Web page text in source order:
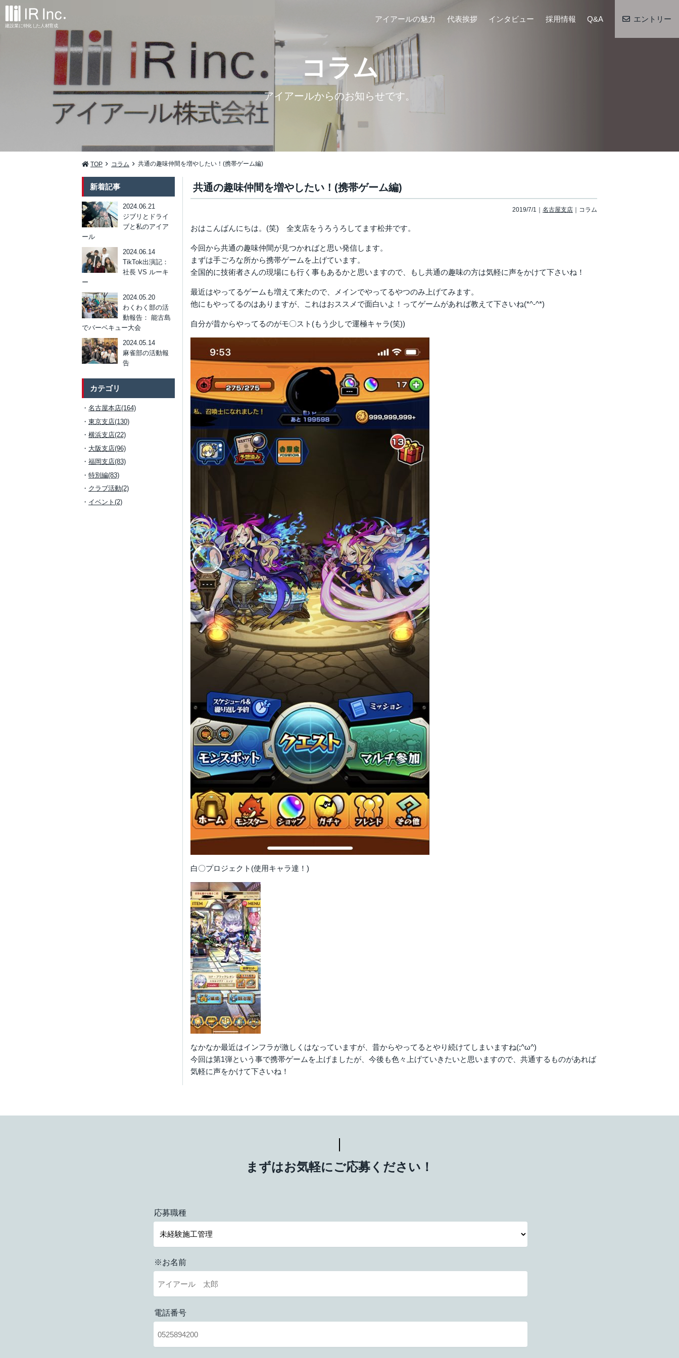
建設業に特化 した 人材育成
アイアールの魅力 代表挨拶 インタビュー 採用情報 Q&A エントリー
コラム
アイアールからのお知らせです。
TOP コラム 共通の趣味仲間を増やしたい！(携帯ゲーム編)
新着記事
2024.06.21
ジブリとドライ
ブと私のアイア
ール
2024.06.14
TikTok出演記：
社長 VS ルーキ
ー
2024.05.20
わくわく部の活
動報告： 能古島
でバーベキュー大会
2024.05.14
麻雀部の活動報
告
カテゴリ
名古屋本店(164)
東京支店(130)
横浜支店(22)
大阪支店(96)
福岡支店(83)
特別編(83)
クラブ活動(2)
イベント(2)
共通の趣味仲間を増やしたい！(携帯ゲーム編)
2019/7/1 名古屋支店 コラム
おはこんばんにちは。(笑) 全支店をうろうろしてます松井です。
今回から共通の趣味仲間が見つかればと思い発信します。
まずは手ごろな所から携帯ゲームを上げています。
全国的に技術者さんの現場にも行く事もあるかと思いますので、もし共通の趣味の方は気軽に声をかけて下さいね！
最近はやってるゲームも増えて来たので、メインでやってるやつのみ上げてみます。
他にもやってるのはありますが、これはおススメで面白いよ！ってゲームがあれば教えて下さいね(*^-^*)
自分が昔からやってるのがモ〇スト(もう少しで運極キャラ(笑))
白〇プロジェクト(使用キャラ達！)
なかなか最近はインフラが激しくはなっていますが、昔からやってるとやり続けてしまいますね(;^ω^)
今回は第1弾という事で携帯ゲームを上げましたが、今後も色々上げていきたいと思いますので、共通するものがあれば
気軽に声をかけて下さいね！
まずはお気軽にご応募ください！
応募職種
※お名前
電話番号